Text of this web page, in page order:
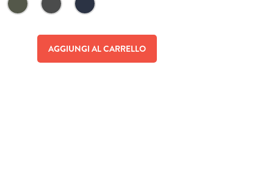
AGGIUNGI AL CARRELLO